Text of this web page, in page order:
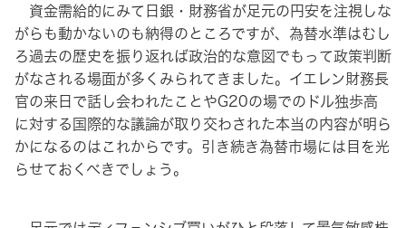
資金需給的にみて日銀・財務省が足元の円安を注視しな
がらも動かないのも納得のところですが、為替水準はむし
ろ過去の歴史を振り返れば政治的な意図でもって政策判断
がなされる場面が多くみられてきました。イエレン財務長
官の来日で話し会われたことやG20の場でのドル独歩高
に対する国際的な議論が取り交わされた本当の内容が明ら
かになるのはこれからです。引き続き為替市場には目を光
らせておくべきでしょう。